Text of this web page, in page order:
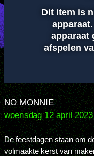
Dit item is
apparaat
afspelen
NO MONNIE
woensdag 12 april
De feestdagen staan om
volmaakte kerst van